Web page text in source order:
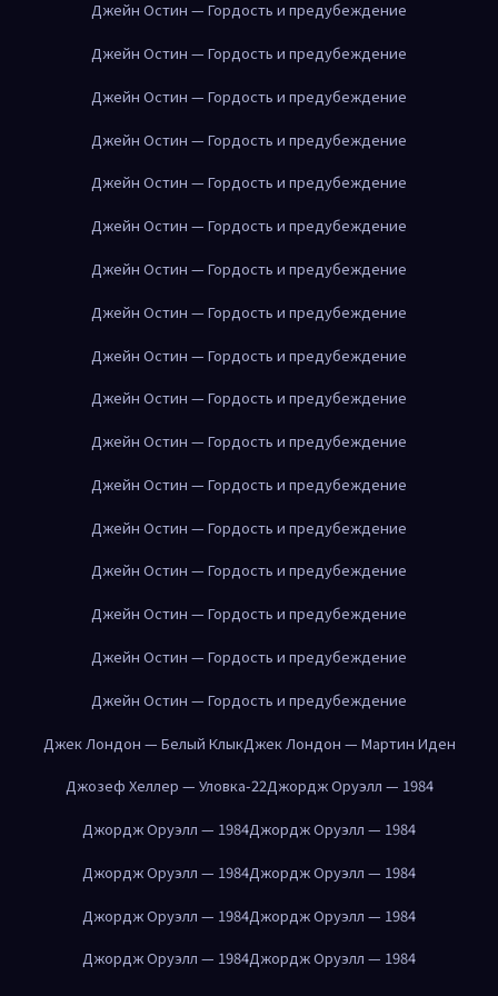
Джейн Остин — Гордость и предубеждение
Джейн Остин — Гордость и предубеждение
Джейн Остин — Гордость и предубеждение
Джейн Остин — Гордость и предубеждение
Джейн Остин — Гордость и предубеждение
Джейн Остин — Гордость и предубеждение
Джейн Остин — Гордость и предубеждение
Джейн Остин — Гордость и предубеждение
Джейн Остин — Гордость и предубеждение
Джейн Остин — Гордость и предубеждение
Джейн Остин — Гордость и предубеждение
Джейн Остин — Гордость и предубеждение
Джейн Остин — Гордость и предубеждение
Джейн Остин — Гордость и предубеждение
Джейн Остин — Гордость и предубеждение
Джейн Остин — Гордость и предубеждение
Джейн Остин — Гордость и предубеждение
Джек Лондон — Белый КлыкДжек Лондон — Мартин Иден
Джозеф Хеллер — Уловка-22Джордж Оруэлл — 1984
Джордж Оруэлл — 1984Джордж Оруэлл — 1984
Джордж Оруэлл — 1984Джордж Оруэлл — 1984
Джордж Оруэлл — 1984Джордж Оруэлл — 1984
Джордж Оруэлл — 1984Джордж Оруэлл — 1984